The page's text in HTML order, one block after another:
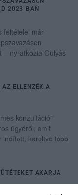
2023-BAN
feltételei már
– nyilatkozta Gulyás
AZ ELLENZÉK A
konzultáció”
ügyéről, amit
indított, karöltve több
AKARJA